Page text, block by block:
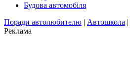
Будова автомобіля
Поради автолюбителю | Автошкола |
Реклама